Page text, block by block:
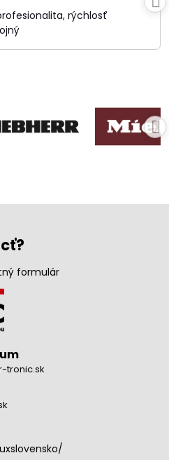
/
5
rýchlosť
formulár
tronic.sk